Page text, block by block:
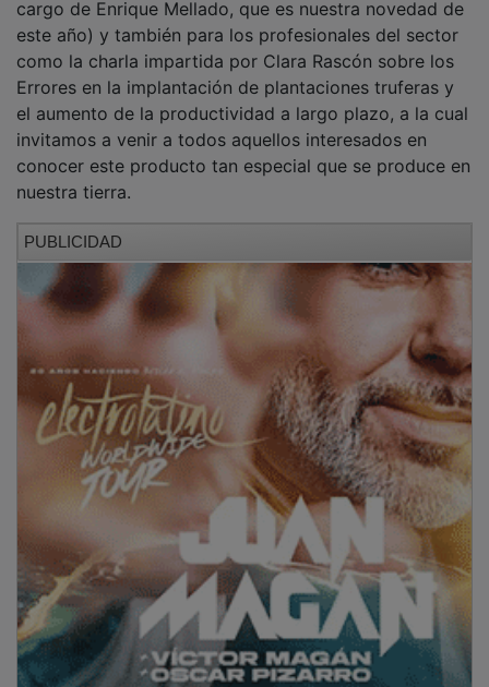
este año) y también para los profesionales del sector
como la charla impartida por Clara Rascón sobre los
Errores en la implantación de plantaciones truferas y
el aumento de la productividad a largo plazo, a la cual
invitamos a venir a todos aquellos interesados en
conocer este producto tan especial que se produce en
nuestra tierra.